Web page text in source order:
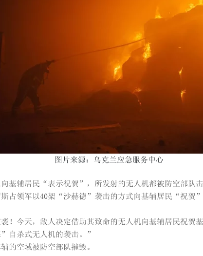
图片来源：乌克兰应急服务中心
基辅居民“表示祝贺”，所发射的无人机都被防空部队
占领军以40架“沙赫德”袭击的方式向基辅居民“祝贺
！今天，敌人决定借助其致命的无人机向基辅居民祝贺
自杀式无人机的袭击。”
的空域被防空部队摧毁。